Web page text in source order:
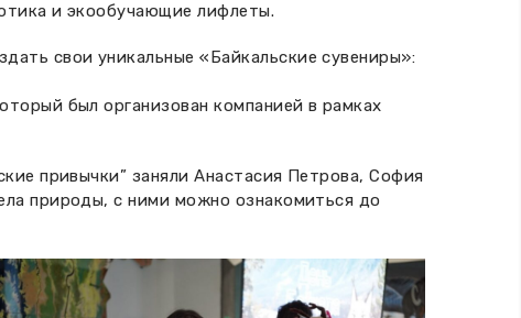
и экообучающие лифлеты.
свои уникальные «Байкальские сувениры»:
был организован компанией в рамках
привычки” заняли Анастасия Петрова, София
природы, с ними можно ознакомиться до